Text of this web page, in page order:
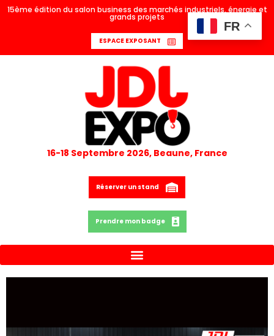
15ème édition du salon business des marchés industriels, énergie et
grands projets
ESPACE EXPOSANT
16-18 Septembre 2026, Beaune, France
Réserver un stand
Prendre mon badge
FR